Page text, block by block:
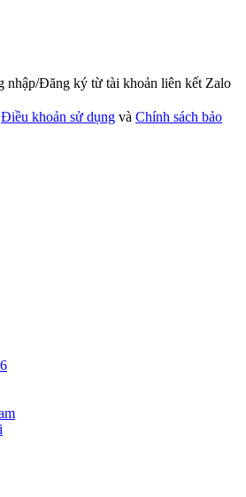
nhập/Đăng ký từ tài khoản liên kết Zalo
Điều khoản sử dụng và Chính sách bảo